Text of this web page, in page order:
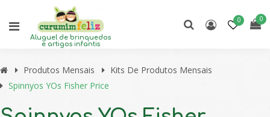
Aluguel de brinquedos
e artigos infantis
0 0
Produtos Mensais
Kits De Produtos Mensais
Spinnyos YOs Fisher Price